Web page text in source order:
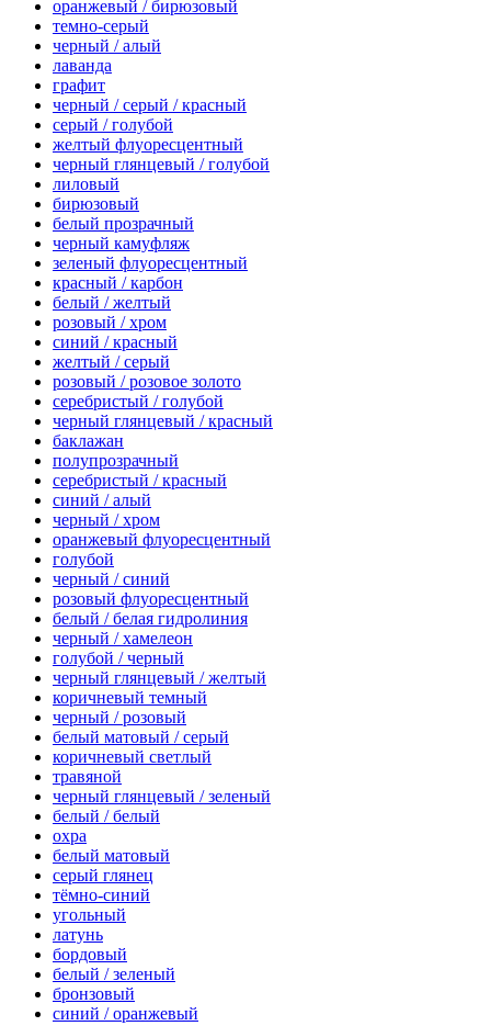
оранжевый / бирюзовый
темно-серый
черный / алый
лаванда
графит
черный / серый / красный
серый / голубой
желтый флуоресцентный
черный глянцевый / голубой
лиловый
бирюзовый
белый прозрачный
черный камуфляж
зеленый флуоресцентный
красный / карбон
белый / желтый
розовый / хром
синий / красный
желтый / серый
розовый / розовое золото
серебристый / голубой
черный глянцевый / красный
баклажан
полупрозрачный
серебристый / красный
синий / алый
черный / хром
оранжевый флуоресцентный
голубой
черный / синий
розовый флуоресцентный
белый / белая гидролиния
черный / хамелеон
голубой / черный
черный глянцевый / желтый
коричневый темный
черный / розовый
белый матовый / серый
коричневый светлый
травяной
черный глянцевый / зеленый
белый / белый
охра
белый матовый
серый глянец
тёмно-синий
угольный
латунь
бордовый
белый / зеленый
бронзовый
синий / оранжевый